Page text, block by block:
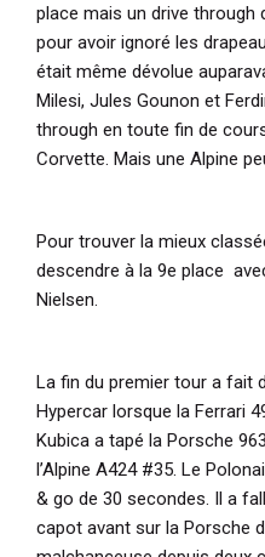
place mais un drive through
pour avoir ignoré les
était même dévolue
Milesi, Jules Gounon et
through en toute fin de
Corvette. Mais une Alpine
Pour trouver la mieux
descendre à la 9e place
Nielsen.
La fin du premier tour a fait
Hypercar lorsque la Ferrari
Kubica a tapé la Porsche
l’Alpine A424 #35. Le
& go de 30 secondes. Il a
capot avant sur la Porsche